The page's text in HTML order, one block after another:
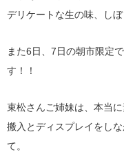
デリケートな生の味、し
また6日、7日の朝市限定
す！！
束松さんご姉妹は、本当に
搬入とディスプレイをし
て。